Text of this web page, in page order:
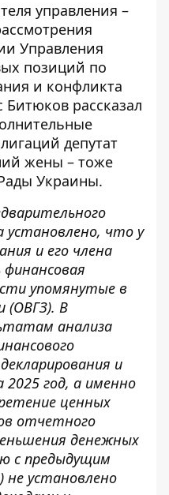
управления –
Управления
позиций по
и конфликта
рассказал
депутат
жены – тоже
Украины.
установлено, что у
и его члена
упомянутые в
(ОВГЗ). В
анализа
и
2025 год, а именно
ценных
отчетного
денежных
с предыдущим
установлено